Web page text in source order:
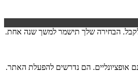
לקבל. הבחירה שלך תישמר למשך שנה אחת.